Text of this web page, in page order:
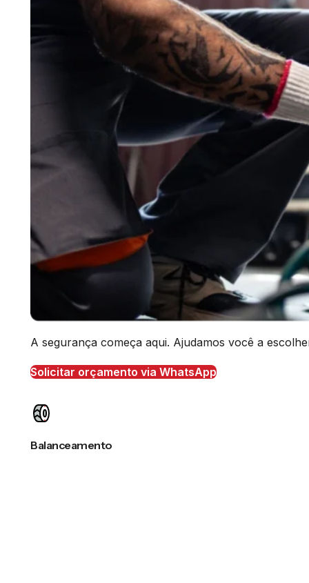
A segurança começa aqui. Ajudamos você a
Solicitar orçamento via WhatsApp
Balanceamento